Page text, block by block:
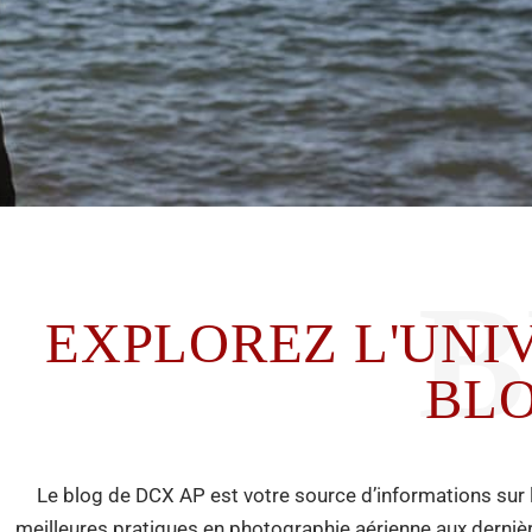
EXPLOREZ
Le blog de DCX AP est votre source d’informations